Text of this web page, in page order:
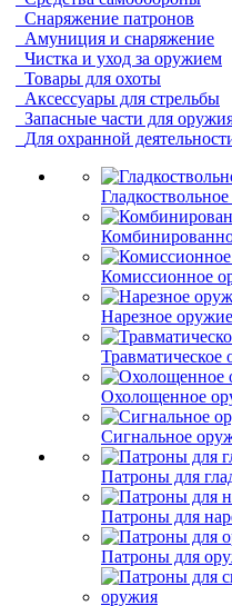
Снаряжение патронов
Амуниция и снаряжение
Чистка и уход за оружием
Товары для охоты
Аксессуары для стрельбы
Запасные части для
Для охранной
Комиссионное
Нарезное оружие
Травматическое
Охолощенное
Сигнальное
Патроны для
Патроны для
Патроны для